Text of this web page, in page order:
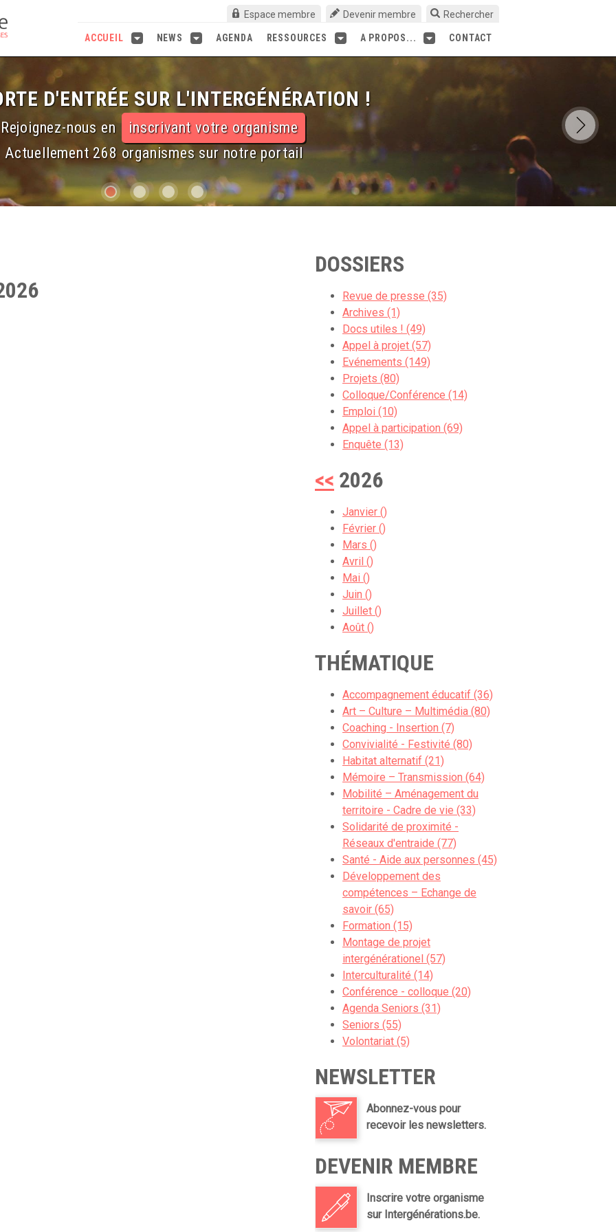
Espace membre Devenir membre Rechercher
CONTACT
A PROPOS...
RESSOURCES
AGENDA
NEWS
ACCUEIL
D'ENTRÉE SUR L'INTERGÉNÉRATION !
Rejoignez-nous en inscrivant votre organisme
Actuellement 268 organismes sur notre portail
DOSSIERS
Revue de presse (35)
Archives (1)
Docs utiles ! (49)
Appel à projet (57)
Evénements (149)
Projets (80)
Colloque/Conférence (14)
Emploi (10)
Appel à participation (69)
Enquête (13)
<< 2026
Janvier ()
Février ()
Mars ()
Avril ()
Mai ()
Juin ()
Juillet ()
Août ()
THÉMATIQUE
Accompagnement éducatif (36)
Art – Culture – Multimédia (80)
Coaching - Insertion (7)
Convivialité - Festivité (80)
Habitat alternatif (21)
Mémoire – Transmission (64)
Mobilité – Aménagement du
territoire - Cadre de vie (33)
Solidarité de proximité -
Réseaux d'entraide (77)
Santé - Aide aux personnes (45)
Développement des
compétences – Echange de
savoir (65)
Formation (15)
Montage de projet
intergénérationel (57)
Interculturalité (14)
Conférence - colloque (20)
Agenda Seniors (31)
Seniors (55)
Volontariat (5)
NEWSLETTER
Abonnez-vous pour
recevoir les newsletters.
DEVENIR MEMBRE
Inscrire votre organisme
sur Intergénérations.be.